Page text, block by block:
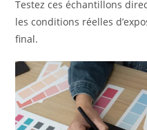
Testez ces échantillons
les conditions réelles
final.